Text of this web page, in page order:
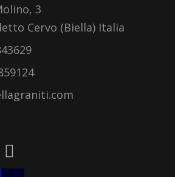
3
Cervo (Biella) Italia